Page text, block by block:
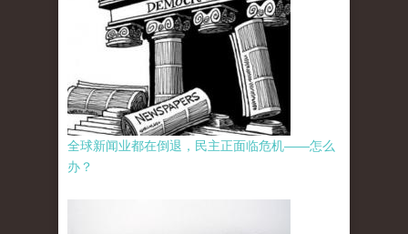
全球新闻业都在倒退，民主正面临危机——怎么
办？